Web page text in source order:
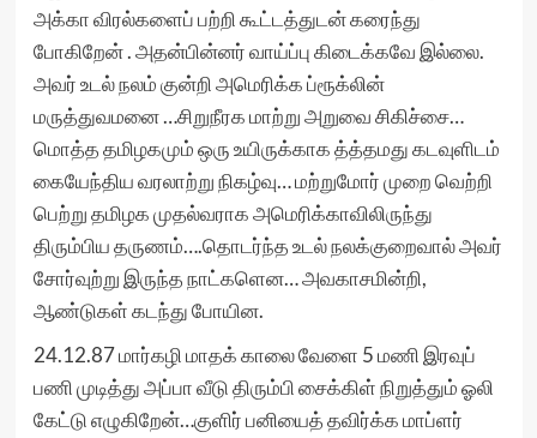
அக்கா விரல்களைப் பற்றி கூட்டத்துடன் கரைந்து
போகிறேன் . அதன்பின்னர் வாய்ப்பு கிடைக்கவே இல்லை.
அவர் உடல் நலம் குன்றி அமெரிக்க ப்ரூக்லின்
மருத்துவமனை …சிறுநீரக மாற்று அறுவை சிகிச்சை…
மொத்த தமிழகமும் ஒரு உயிருக்காக த்த்தமது கடவுளிடம்
கையேந்திய வரலாற்று நிகழ்வு… மற்றுமோர் முறை வெற்றி
பெற்று தமிழக முதல்வராக அமெரிக்காவிலிருந்து
திரும்பிய தருணம்….தொடர்ந்த உடல் நலக்குறைவால் அவர்
சோர்வுற்று இருந்த நாட்களென… அவகாசமின்றி,
ஆண்டுகள் கடந்து போயின.
24.12.87 மார்கழி மாதக் காலை வேளை 5 மணி இரவுப்
பணி முடித்து அப்பா வீடு திரும்பி சைக்கிள் நிறுத்தும் ஓலி
கேட்டு எழுகிறேன்…குளிர் பனியைத் தவிர்க்க மாப்ளர்